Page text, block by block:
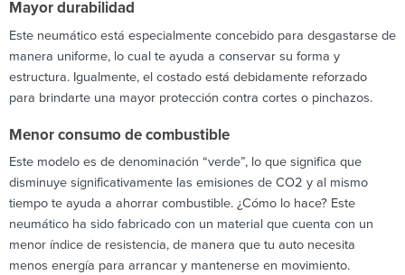
Mayor durabilidad
Este neumático está especialmente concebido para desgastarse de
manera uniforme, lo cual te ayuda a conservar su forma y
estructura. Igualmente, el costado está debidamente reforzado
para brindarte una mayor protección contra cortes o pinchazos.
Menor consumo de combustible
Este modelo es de denominación “verde”, lo que significa que
disminuye significativamente las emisiones de CO2 y al mismo
tiempo te ayuda a ahorrar combustible. ¿Cómo lo hace? Este
neumático ha sido fabricado con un material que cuenta con un
menor índice de resistencia, de manera que tu auto necesita
menos energía para arrancar y mantenerse en movimiento.